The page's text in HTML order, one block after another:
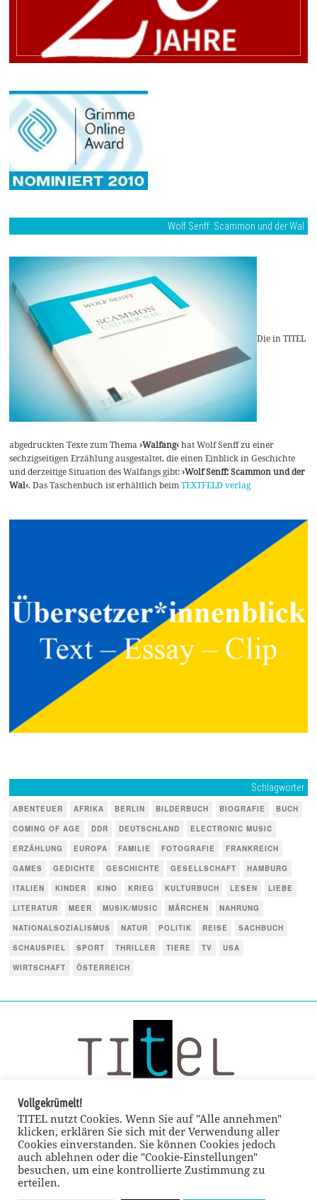
Wolf Senff: Scammon und der Wal
Die in TITEL
abgedruckten Texte zum Thema›Walfang‹hat Wolf Senff zu einer
sechzigseitigen Erzählung ausgestaltet, die einen Einblick in Geschichte
und derzeitige Situation des Walfangs gibt:›Wolf Senff: Scammon und der
Wal‹. Das Taschenbuch ist erhältlich beimTEXTFELD verlag
Schlagwörter
ABENTEUER AFRIKA BERLIN BILDERBUCH BIOGRAFIE
BUCH
COMING OF AGE
DDR DEUTSCHLAND
ELECTRONIC MUSIC
ERZÄHLUNG
EUROPA FAMILIE FOTOGRAFIE
FRANKREICH
GAMES
GEDICHTE GESCHICHTE GESELLSCHAFT
HAMBURG
ITALIEN
KINDER KINO KRIEG KULTURBUCH LESEN
LIEBE
LITERATUR
MEER MUSIK/MUSIC MÄRCHEN
NAHRUNG
NATIONALSOZIALISMUS
NATUR POLITIK REISE
SACHBUCH
SCHAUSPIEL
SPORT THRILLER TIERE TV
USA
WIRTSCHAFT
ÖSTERREICH
Vollgekrümelt!
TITEL nutzt Cookies. Wenn Sie auf "Alle annehmen"
klicken, erklären Sie sich mit der Verwendung aller
Cookies einverstanden. Sie können Cookies jedoch
auch ablehnen oder die "Cookie-Einstellungen"
besuchen, um eine kontrollierte Zustimmung zu
erteilen.